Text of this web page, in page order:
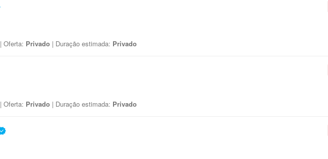
| Oferta: Privado | Duração estimada: Privado
| Oferta: Privado | Duração estimada: Privado